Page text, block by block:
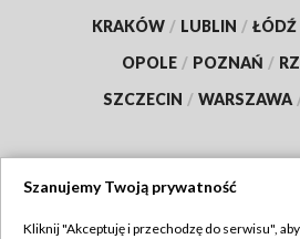
KRAKÓW / LUBLIN / ŁÓDŹ
OPOLE / POZNAŃ /
SZCZECIN / WARSZAWA
Szanujemy Twoją prywatność
Kliknij "Akceptuję i przechodzę do serwisu",